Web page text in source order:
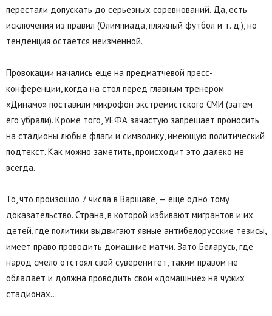
перестали допускать до серьезных соревнований. Да, есть
исключения из правил (Олимпиада, пляжный футбол и т. д.), но
тенденция остается неизменной.
Провокации начались еще на предматчевой пресс-
конференции, когда на стол перед главным тренером
«Динамо» поставили микрофон экстремистского СМИ (затем
его убрали). Кроме того, УЕФА зачастую запрещает проносить
на стадионы любые флаги и символику, имеющую политический
подтекст. Как можно заметить, происходит это далеко не
всегда.
То, что произошло 7 числа в Варшаве, — еще одно тому
доказательство. Страна, в которой избивают мигрантов и их
детей, где политики выдвигают явные антибелорусские тезисы,
имеет право проводить домашние матчи. Зато Беларусь, где
народ смело отстоял свой суверенитет, таким правом не
обладает и должна проводить свои «домашние» на чужих
стадионах…